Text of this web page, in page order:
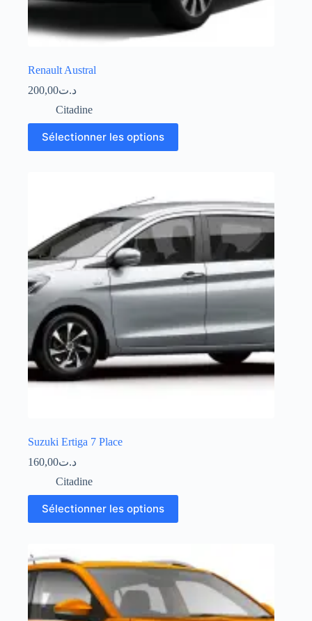
Renault Austral
د.ت200,00
Citadine
Sélectionner les options
Suzuki Ertiga 7 Place
د.ت160,00
Citadine
Sélectionner les options